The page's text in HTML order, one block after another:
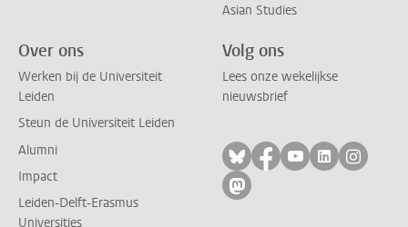
Asian Studies
Over ons
Werken bij de Universiteit
Leiden
Steun de Universiteit Leiden
Alumni
Impact
Leiden-Delft-Erasmus
Universities
Volg ons
Lees onze wekelijkse
nieuwsbrief
Volg ons op bluesky
Volg ons op
Volg ons op
Volg ons
Volg
Volg ons op mastodon